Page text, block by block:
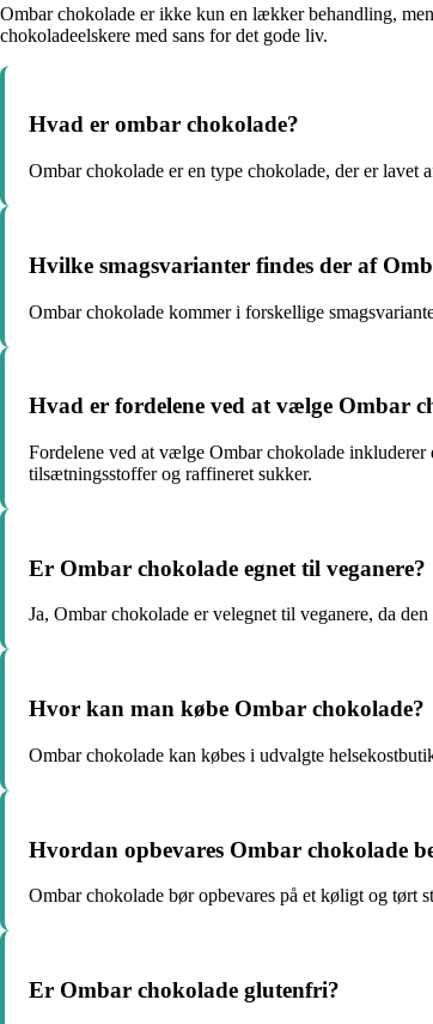
Ombar chokolade er ikke kun en lækker behandling,
chokoladeelskere med sans for det gode liv.
Hvad er ombar chokolade?
Ombar chokolade er en type chokolade, der er
Hvilke smagsvarianter findes der af
Ombar chokolade kommer i forskellige
Hvad er fordelene ved at vælge Ombar
Fordelene ved at vælge Ombar chokolade
tilsætningsstoffer og raffineret sukker.
Er Ombar chokolade egnet til veganere?
Ja, Ombar chokolade er velegnet til veganere, da
Hvor kan man købe Ombar chokolade?
Ombar chokolade kan købes i udvalgte
Hvordan opbevares Ombar chokolade
Ombar chokolade bør opbevares på et køligt og tørt
Er Ombar chokolade glutenfri?